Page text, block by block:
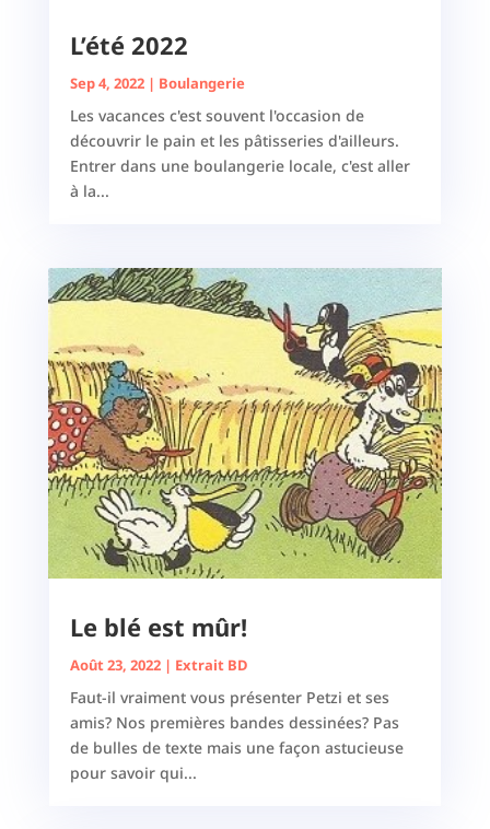
L’été 2022
Sep 4, 2022| Boulangerie
Les vacances c'est souvent l'occasion de
découvrir le pain et les pâtisseries d'ailleurs.
Entrer dans une boulangerie locale, c'est aller
à la...
Le blé est mûr!
Août 23, 2022| Extrait BD
Faut-il vraiment vous présenter Petzi et ses
amis? Nos premières bandes dessinées? Pas
de bulles de texte mais une façon astucieuse
pour savoir qui...